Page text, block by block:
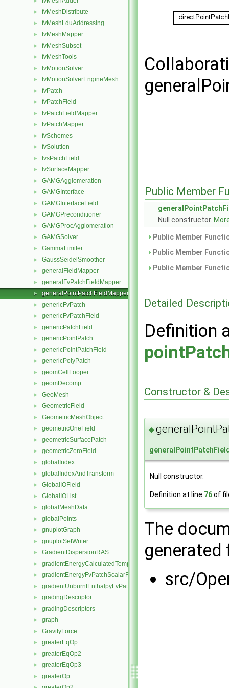
► fvMeshDistribute
► fvMeshLduAddressing
► fvMeshMapper
► fvMeshSubset
► fvMeshTools
► fvMotionSolver
► fvMotionSolverEngineMesh
► fvPatch
► fvPatchField
► fvPatchFieldMapper
► fvPatchMapper
► fvSchemes
► fvSolution
► fvsPatchField
► fvSurfaceMapper
► GAMGAgglomeration
► GAMGInterface
► GAMGInterfaceField
► GAMGPreconditioner
► GAMGProcAgglomeration
► GAMGSolver
► GammaLimiter
► GaussSeidelSmoother
► generalFieldMapper
► generalFvPatchFieldMapper
► generalPointPatchFieldMapper
► genericFvPatch
► genericFvPatchField
► genericPatchField
► genericPointPatch
► genericPointPatchField
► genericPolyPatch
► geomCellLooper
► geomDecomp
► GeoMesh
► GeometricField
► GeometricMeshObject
► geometricOneField
► geometricSurfacePatch
► geometricZeroField
► globalIndex
► globalIndexAndTransform
► GlobalIOField
► GlobalIOList
► globalMeshData
► globalPoints
► gnuplotGraph
► gnuplotSetWriter
► GradientDispersionRAS
► gradientEnergyCalculatedTemperatureFvPatchScalarField
► gradientEnergyFvPatchScalarField
► gradientUnburntEnthalpyFvPatchScalarField
► gradingDescriptor
► gradingDescriptors
► graph
► GravityForce
► greaterEqOp
► greaterEqOp2
► greaterEqOp3
► greaterOp
Public Member
Null constructor.
Public Member
Public Member
Public Member
Detailed
Definition
Constructor &
◆
Null constructor.
Definition at line 76of
The
src/